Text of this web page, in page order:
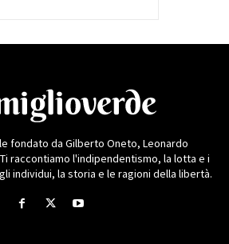
fondato da Gilberto Oneto, Leonardo
raccontiamo l'indipendentismo, la lotta e i
individui, la storia e le ragioni della libertà.